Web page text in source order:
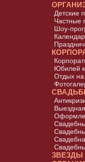
Детские
Частные
Шоу-
Юбилей
Отдых
ЗВЕЗДЫ